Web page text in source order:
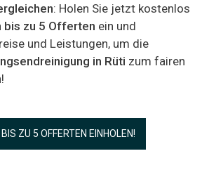
: Holen Sie jetzt kostenlos
bis zu 5 Offerten ein und
und Leistungen, um die
in Rüti zum fairen
ZU 5 OFFERTEN EINHOLEN!